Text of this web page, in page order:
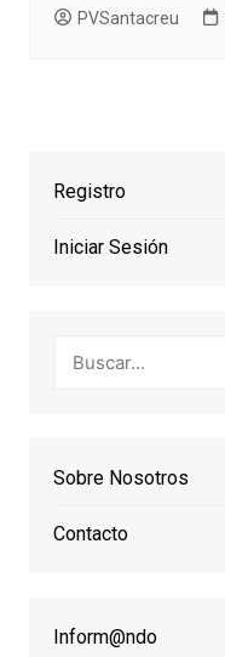
PVSantacreu
Registro
Iniciar Sesión
Sobre Nosotros
Contacto
Inform@ndo